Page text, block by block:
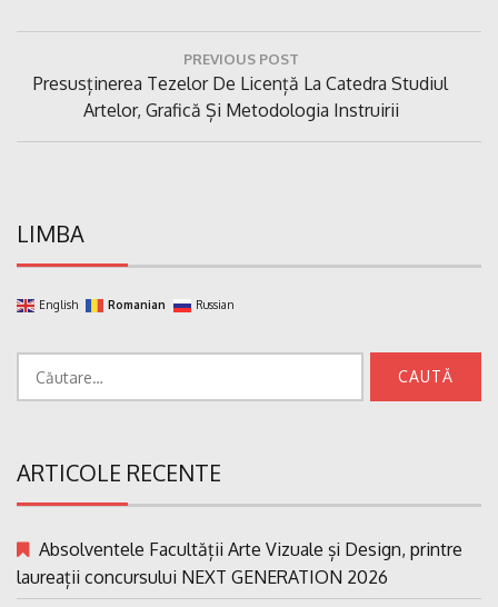
articole
PREVIOUS POST
Previous
Presusținerea Tezelor De Licență La Catedra Studiul
Artelor, Grafică Și Metodologia Instruirii
LIMBA
English Romanian Russian
ARTICOLE RECENTE
Absolventele Facultății Arte Vizuale și Design, printre
laureații concursului NEXT GENERATION 2026